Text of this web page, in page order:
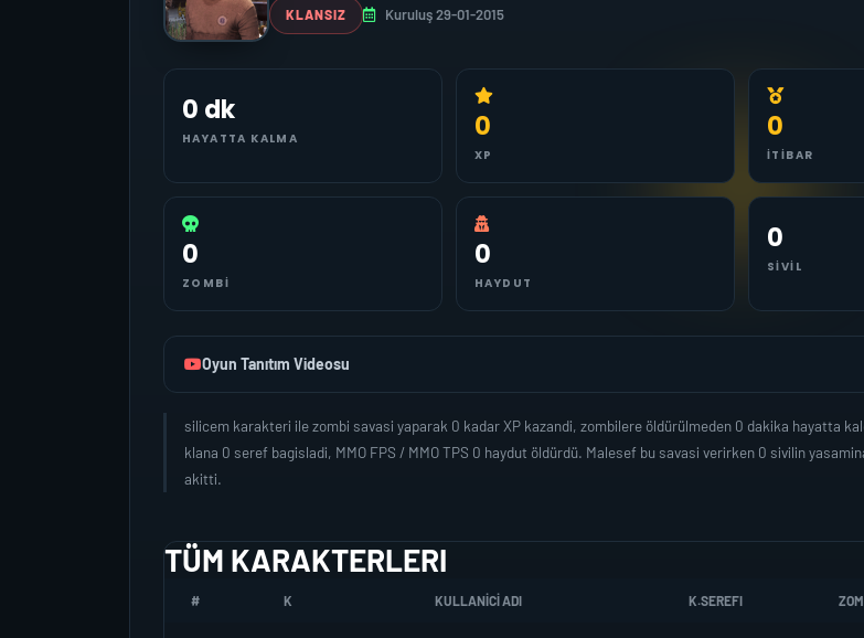
KLANSIZ Kuruluş 29-01-2015
0 dk
HAYATTA KALMA 0
XP
0
İTIBAR
0
ZOMBI
0
HAYDUT
0
SIVIL
Oyun Tanıtım Videosu
silicem karakteri ile zombi savasi yaparak 0 kadar XP kazandi, zombilere öldürülmeden 0 dakika hayatta
klana 0 seref bagisladi, MMO FPS / MMO TPS 0 haydut öldürdü. Malesef bu savasi verirken 0 sivilin
akitti.
TÜM KARAKTERLERI
# K KULLANICI ADI K.SEREFI